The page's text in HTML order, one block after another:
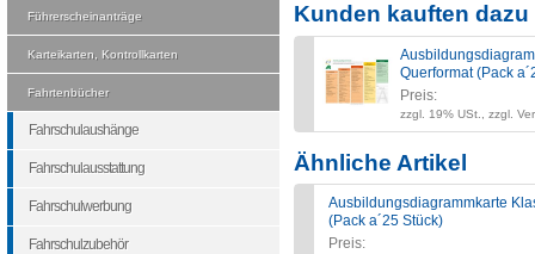
Kunden kauften
Querformat (Pack
Preis:
zzgl. 19% USt., zzgl.
Ähnliche Artikel
Ausbildungsdiagrammkarte
(Pack a´25 Stück)
Preis:
Führerscheinanträge
Karteikarten, Kontrollkarten
Fahrtenbücher
Fahrschulaushänge
Fahrschulausstattung
Fahrschulwerbung
Fahrschulzubehör